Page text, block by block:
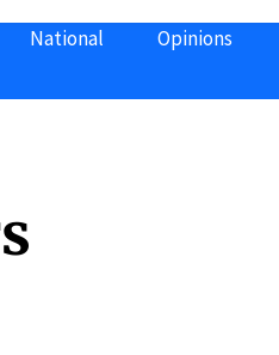
National Opinions